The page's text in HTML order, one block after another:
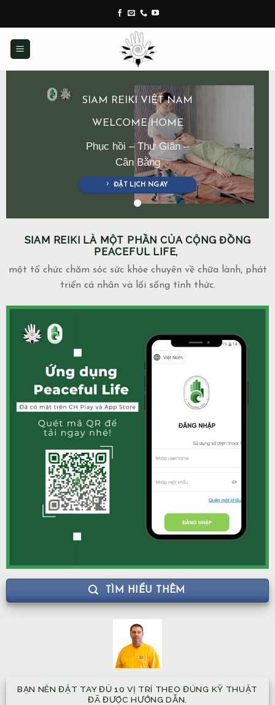
content
SIAM REIKI VIỆT NAM
WELCOME HOME
Phục hồi – Thư Giãn –
Cân Bằng
ĐẶT LỊCH NGAY
SIAM REIKI LÀ MỘT PHẦN CỦA CỘNG ĐỒNG
PEACEFUL LIFE,
một tổ chức chăm sóc sức khỏe chuyên về chữa lành, phát
triển cá nhân và lối sống tỉnh thức.
TÌM HIỂU THÊM
BẠN NÊN ĐẶT TAY ĐỦ 10 VỊ TRÍ THEO ĐÚNG KỸ THUẬT
ĐÃ ĐƯỢC HƯỚNG DẪN.